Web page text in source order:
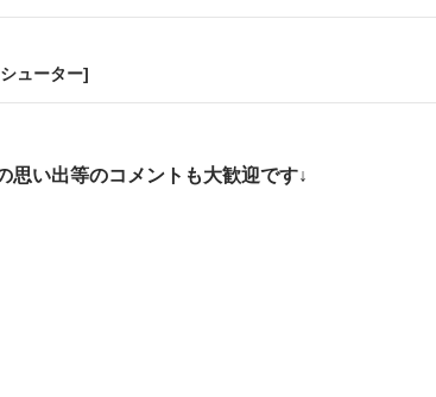
ューター]
思い出等のコメントも大歓迎です↓